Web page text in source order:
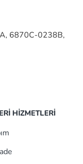
6870C-0238B,
HİZMETLERİ